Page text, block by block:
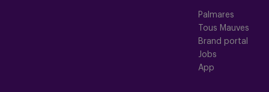
Palmares
Tous Mauves
Brand portal
Jobs
App